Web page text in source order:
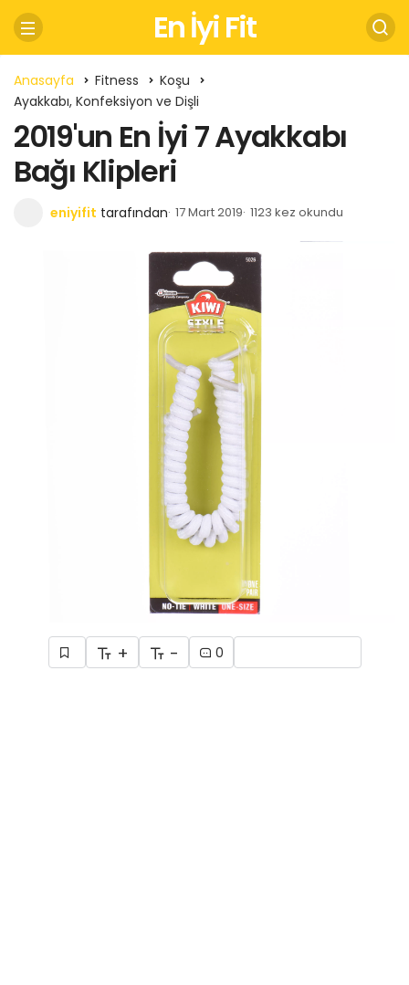
En İyi Fit
Anasayfa Fitness
Koşu
Ayakkabı, Konfeksiyon ve Dişli
2019'un En İyi 7 Ayakkabı
Bağı Klipleri
eniyifit tarafından 17 Mart 2019 1123 kez okundu
+ - 0